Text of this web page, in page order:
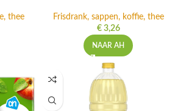
thee
Frisdrank, sappen, koffie, thee
€3,26
NAAR AH